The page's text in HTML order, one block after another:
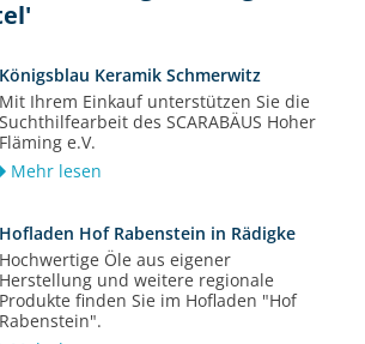
Königsblau Keramik Schmerwitz
Mit Ihrem Einkauf unterstützen Sie die
Suchthilfearbeit des SCARABÄUS Hoher
Fläming e.V.
Mehr lesen
Hofladen Hof Rabenstein in Rädigke
Hochwertige Öle aus eigener
Herstellung und weitere regionale
Produkte finden Sie im Hofladen "Hof
Rabenstein".